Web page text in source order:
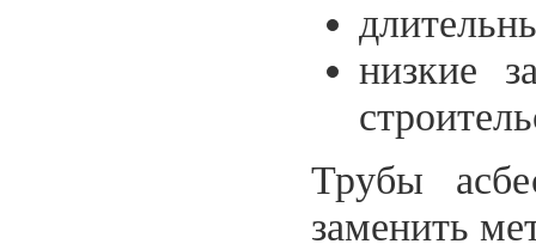
низкие
Трубы
заменить